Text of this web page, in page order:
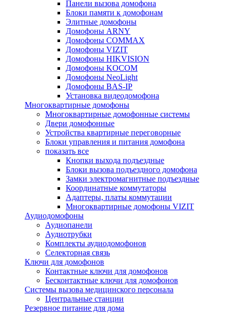
Панели вызова домофона
Блоки памяти к домофонам
Элитные домофоны
Домофоны ARNY
Домофоны COMMAX
Домофоны VIZIT
Домофоны HIKVISION
Домофоны KOCOM
Домофоны NeoLight
Домофоны BAS-IP
Установка видеодомофона
Многоквартирные домофоны
Многоквартирные домофонные системы
Двери домофонные
Устройства квартирные переговорные
Блоки управления и питания домофона
показать все
Кнопки выхода подъездные
Блоки вызова подъездного домофона
Замки электромагнитные подъездные
Координатные коммутаторы
Адаптеры, платы коммутации
Многоквартирные домофоны VIZIT
Аудиодомофоны
Аудиопанели
Аудиотрубки
Комплекты аудиодомофонов
Селекторная связь
Ключи для домофонов
Контактные ключи для домофонов
Бесконтактные ключи для домофонов
Системы вызова медицинского персонала
Центральные станции
Резервное питание для дома